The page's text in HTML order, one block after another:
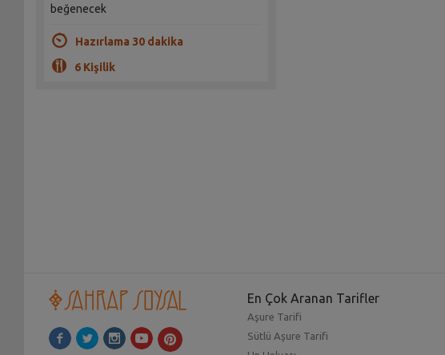
beğenecek
Hazırlama 30 dakika
6 Kişilik
En Çok Aranan Tarifler
Aşure Tarifi
Sütlü Aşure Tarifi